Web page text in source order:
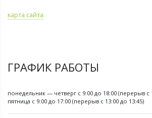
карта сайта
ГРАФИК РАБОТЫ
понедельник — четверг с 9:00 до 18:00 (перерыв с
пятница с 9:00 до 17:00 (перерыв с 13:00 до 13:45)